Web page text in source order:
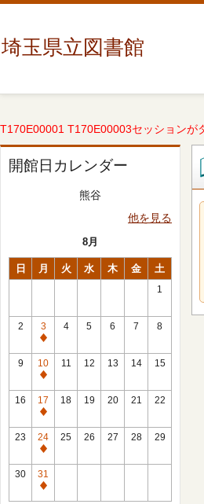
埼玉県立図書館
T170E00001 T170E00003セッション
開館日カレンダー
熊谷
他を見る
8月
日 月 火 水 木 金 土
1
2
3
休
館
日
4 5 6 7 8
9
10
休
館
日
11 12 13 14 15
16
17
休
館
日
18 19 20 21 22
23
24
休
館
日
25 26 27 28 29
30
31
休